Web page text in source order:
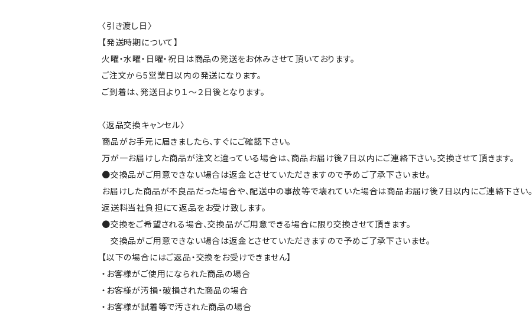
〈引き渡し日〉
【発送時期について】
火曜・水曜・日曜・祝日は商品の発送をお休みさせて頂いております。
ご注文から5営業日以内の発送になります。
ご到着は、発送日より１～２日後となります。
〈返品交換キャンセル〉
商品がお手元に届きましたら、すぐにご確認下さい。
万が一お届けした商品が注文と違っている場合は、商品お届け後7日以内にご連絡下さい。交換させて頂きます。
●交換品がご用意できない場合は返金とさせていただきますので予めご了承下さいませ。
お届けした商品が不良品だった場合や、配送中の事故等で壊れていた場合は商品お届け後7日以内にご連絡下さい。
返送料当社負担にて返品をお受け致します。
●交換をご希望される場合、交換品がご用意できる場合に限り交換させて頂きます。
交換品がご用意できない場合は返金とさせていただきますので予めご了承下さいませ。
【以下の場合にはご返品・交換をお受けできません】
・お客様がご使用になられた商品の場合
・お客様が汚損・破損された商品の場合
・お客様が試着等で汚された商品の場合